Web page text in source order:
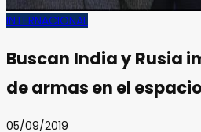
INTERNACIONAL
Buscan India y Rusia
de armas en el espacio
05/09/2019